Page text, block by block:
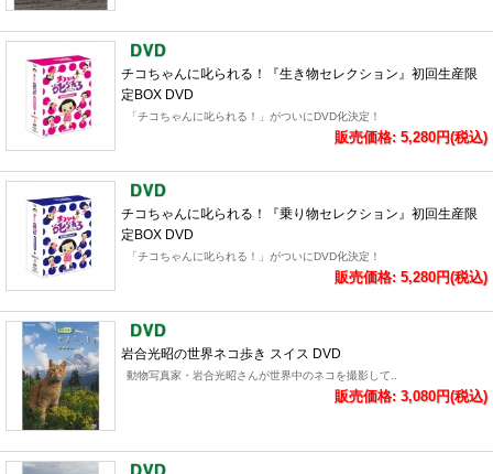
チコちゃんに叱られる！『生き物セレクション』初回生産限
定BOX DVD
「チコちゃんに叱られる！」がついにDVD化決定！
販売価格: 5,280円(税込)
チコちゃんに叱られる！『乗り物セレクション』初回生産限
定BOX DVD
「チコちゃんに叱られる！」がついにDVD化決定！
販売価格: 5,280円(税込)
岩合光昭の世界ネコ歩き スイス DVD
動物写真家・岩合光昭さんが世界中のネコを撮影して..
販売価格: 3,080円(税込)